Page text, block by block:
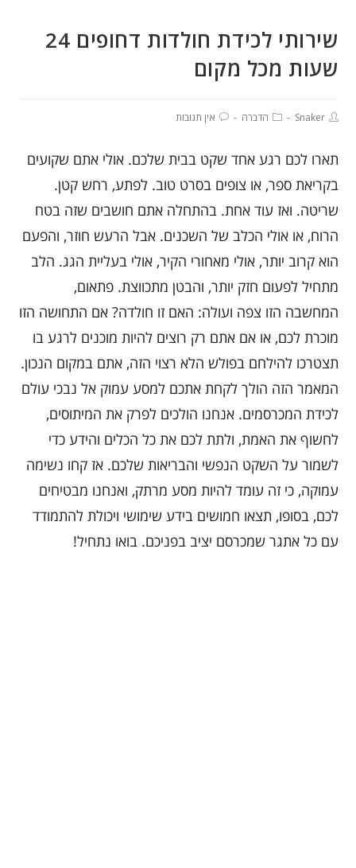
שירותי לכידת חולדות דחופים 24
שעות מכל מקום
Snaker הדברה אין תגובות
תארו לכם רגע אחד שקט בבית שלכם. אולי אתם שקועים
בקריאת ספר, או צופים בסרט טוב. לפתע, רחש קטן.
שריטה. ואז עוד אחת. בהתחלה אתם חושבים שזה בטח
הרוח, או אולי הכלב של השכנים. אבל הרעש חוזר, והפעם
הוא קרוב יותר, אולי מאחורי הקיר, אולי בעליית הגג. הלב
מתחיל לפעום חזק יותר, והבטן מתכווצת. פתאום,
המחשבה הזו צפה ועולה: האם זו חולדה? אם התחושה הזו
מוכרת לכם, או אם אתם רק רוצים להיות מוכנים לרגע בו
תצטרכו להילחם בפולש הלא רצוי הזה, אתם במקום הנכון.
המאמר הזה הולך לקחת אתכם למסע עמוק אל נבכי עולם
לכידת המכרסמים. אנחנו הולכים לפרק את המיתוסים,
לחשוף את האמת, ולתת לכם את כל הכלים והידע כדי
לשמור על השקט הנפשי והבריאות שלכם. אז קחו נשימה
עמוקה, כי זה עומד להיות מסע מרתק, ואנחנו מבטיחים
לכם, בסופו, תצאו חמושים בידע שימושי ויכולת להתמודד
עם כל אתגר שמכרסם יציב בפניכם. בואו נתחיל!